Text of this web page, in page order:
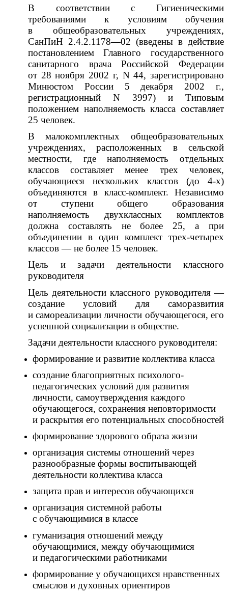
В соответствии с Гигиеническими
требованиями к условиям обучения
в общеобразовательных учреждениях,
СанПиН 2.4.2.1178—02 (введены в действие
постановлением Главного государственного
санитарного врача Российской Федерации
от 28 ноября 2002 г, N 44, зарегистрировано
Минюстом России 5 декабря 2002 г.,
регистрационный N 3997) и Типовым
положением наполняемость класса составляет
25 человек.
В малокомплектных общеобразовательных
учреждениях, расположенных в сельской
местности, где наполняемость отдельных
классов составляет менее трех человек,
обучающиеся нескольких классов (до 4-х)
объединяются в класс-комплект. Независимо
от ступени общего образования
наполняемость двухклассных комплектов
должна составлять не более 25, а при
объединении в один комплект трех-четырех
классов — не более 15 человек.
Цель и задачи деятельности классного
руководителя
Цель деятельности классного руководителя —
создание условий для саморазвития
и самореализации личности обучающегося, его
успешной социализации в обществе.
Задачи деятельности классного руководителя:
формирование и развитие коллектива класса
создание благоприятных психолого-
педагогических условий для развития
личности, самоутверждения каждого
обучающегося, сохранения неповторимости
и раскрытия его потенциальных способностей
формирование здорового образа жизни
организация системы отношений через
разнообразные формы воспитывающей
деятельности коллектива класса
защита прав и интересов обучающихся
организация системной работы
с обучающимися в классе
гуманизация отношений между
обучающимися, между обучающимися
и педагогическими работниками
формирование у обучающихся нравственных
смыслов и духовных ориентиров